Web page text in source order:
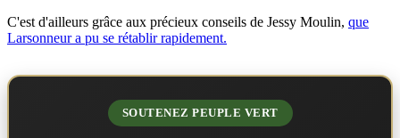
C'est d'ailleurs grâce aux précieux conseils de Jessy Moulin, que
Larsonneur a pu se rétablir rapidement.
SOUTENEZ PEUPLE VERT